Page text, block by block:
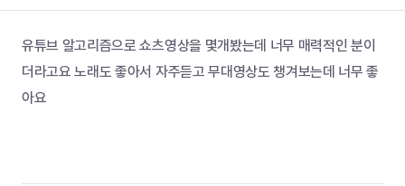
유튜브 알고리즘으로 쇼츠영상을 몇개봤는데 너무 매력적인 분이
더라고요 노래도 좋아서 자주듣고 무대영상도 챙겨보는데 너무 좋
아요